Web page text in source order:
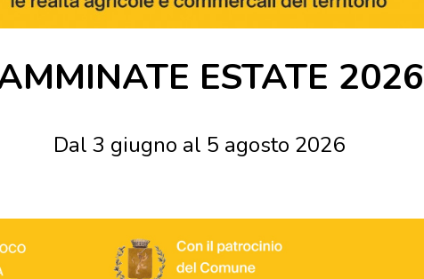
ESTATE 2026
Dal 3 giugno al 5 agosto 2026